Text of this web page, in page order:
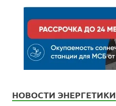
НОВОСТИ ЭНЕРГЕТИКИ